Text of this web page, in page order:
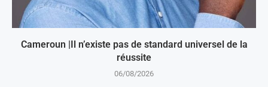
Cameroun |Il n’existe pas de standard universel de la
réussite
06/08/2026